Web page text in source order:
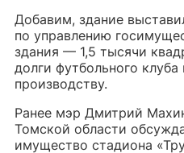
Добавим, здание
по управлению
здания — 1,5 тысячи
долги футбольного
производству.
Ранее мэр Дмитрий
Томской области
имущество стадиона